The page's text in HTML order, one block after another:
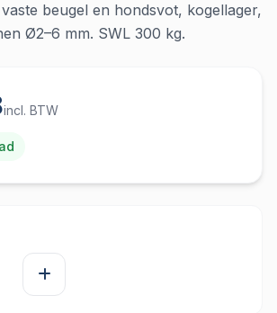
beugel en hondsvot, kogellager,
Ø2–6 mm. SWL 300 kg.
incl. BTW